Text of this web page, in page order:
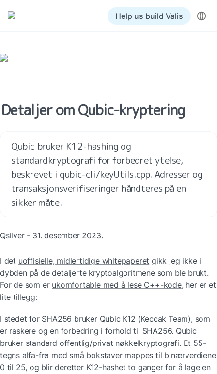
Help us build Valis
Detaljer om Qubic-kryptering
Qubic bruker K12-hashing og
standardkryptografi for forbedret ytelse,
beskrevet i qubic-cli/keyUtils.cpp. Adresser og
transaksjonsverifiseringer håndteres på en
sikker måte.
Qsilver - 31. desember 2023.
I det uoffisielle, midlertidige whitepaperet gikk jeg ikke i
dybden på de detaljerte kryptoalgoritmene som ble brukt.
For de som er ukomfortable med å lese C++-kode, her er et
lite tillegg:
I stedet for SHA256 bruker Qubic K12 (Keccak Team), som
er raskere og en forbedring i forhold til SHA256. Qubic
bruker standard offentlig/privat nøkkelkryptografi. Et 55-
tegns alfa-frø med små bokstaver mappes til binærverdiene
0 til 25, og blir deretter K12-hashet to ganger for å lage en